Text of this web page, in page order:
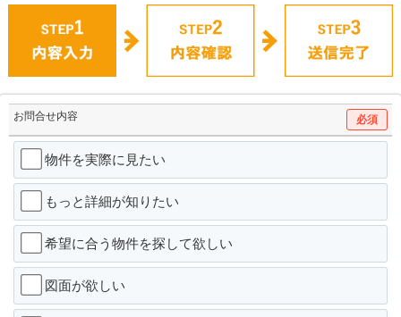
お問合せ内容 必須
物件を実際に見たい
もっと詳細が知りたい
希望に合う物件を探して欲しい
図面が欲しい